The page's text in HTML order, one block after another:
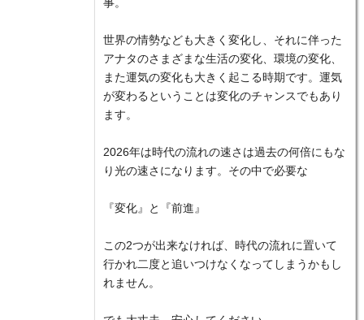
世界の情勢なども大きく変化し、それに伴った
アナタのさまざまな生活の変化、環境の変化、
また運気の変化も大きく起こる時期です。運気
が変わるということは変化のチャンスでもあり
ます。
2026年は時代の流れの速さは過去の何倍にもな
り光の速さになります。その中で必要な
『変化』と『前進』
この2つが出来なければ、時代の流れに置いて
行かれ二度と追いつけなくなってしまうかもし
れません。